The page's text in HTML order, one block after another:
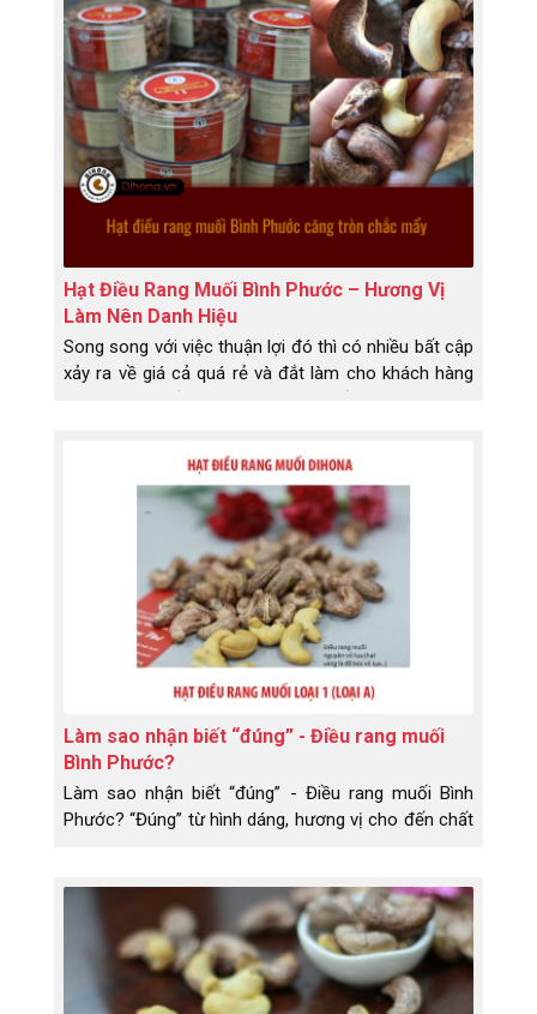
Hạt Điều Rang Muối Bình Phước – Hương Vị
Làm Nên Danh Hiệu
Song song với việc thuận lợi đó thì có nhiều bất cập
xảy ra về giá cả quá rẻ và đắt làm cho khách hàng
thân, bạn bè thì sao – họ lỡ nhận phải hàng dỡ, họ
có dám nói với bạn là đồ bạn biếu tặng dỡ quá
không? Không hề, không hề nói. Trong vấn đề này
bạn không cố ý, nhưng...
Làm sao nhận biết “đúng” - Điều rang muối
Bình Phước?
Làm sao nhận biết “đúng” - Điều rang muối Bình
Phước? “Đúng” từ hình dáng, hương vị cho đến chất